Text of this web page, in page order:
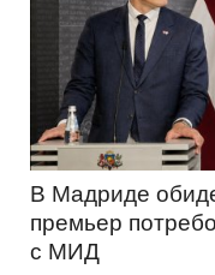
В Мадриде
премьер
с МИД